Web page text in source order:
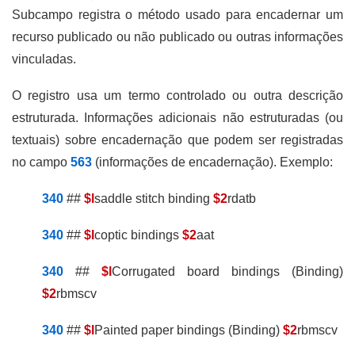
Subcampo registra o método usado para encadernar um
recurso publicado ou não publicado ou outras informações
vinculadas.
O registro usa um termo controlado ou outra descrição
estruturada. Informações adicionais não estruturadas (ou
textuais) sobre encadernação que podem ser registradas
no campo 563 (informações de encadernação). Exemplo:
340## $l saddle stitch binding $2rdatb
340## $l coptic bindings $2aat
340## $l Corrugated board bindings (Binding)
$2rbmscv
340## $l Painted paper bindings (Binding) $2rbmscv